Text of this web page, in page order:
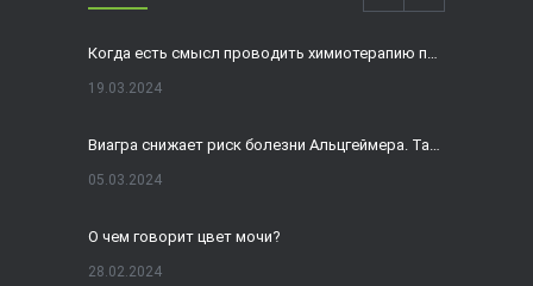
19.03.2024
05.03.2024
О чем говорит цвет мочи?
28.02.2024